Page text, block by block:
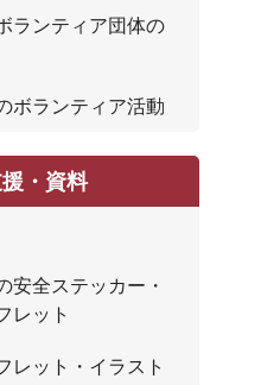
ランティア団体の
ボランティア活動
・資料
安全ステッカー・
レット
レット・イラスト